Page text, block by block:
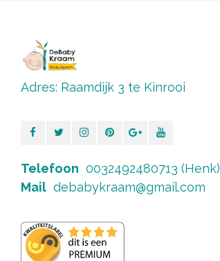
Adres: Raamdijk 3 te Kinrooi
Telefoon 0032492480713 (Henk)
Mail debabykraam@gmail.com